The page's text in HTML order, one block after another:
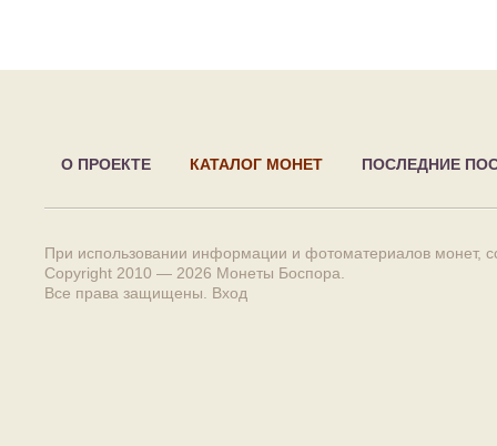
О ПРОЕКТЕ КАТАЛОГ МОНЕТ ПОСЛЕДНИЕ
При использовании информации и фотоматериалов монет,
Copyright 2010 — 2026 Монеты Боспора
Все права защищены. Вход